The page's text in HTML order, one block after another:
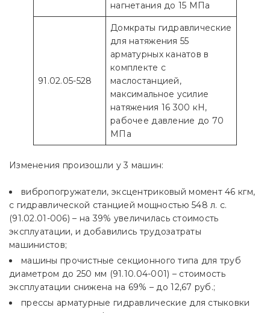
нагнетания до 15 МПа
91.02.05-528
Домкраты гидравлические
для натяжения 55
арматурных канатов в
комплекте с
маслостанцией,
максимальное усилие
натяжения 16 300 кН,
рабочее давление до 70
МПа
Изменения произошли у 3 машин:
вибропогружатели, эксцентриковый момент 46 кгм,
с гидравлической станцией мощностью 548 л. с.
(91.02.01-006) – на 39% увеличилась стоимость
эксплуатации, и добавились трудозатраты
машинистов;
машины прочистные секционного типа для труб
диаметром до 250 мм (91.10.04-001) – стоимость
эксплуатации снижена на 69% – до 12,67 руб.;
прессы арматурные гидравлические для стыковки